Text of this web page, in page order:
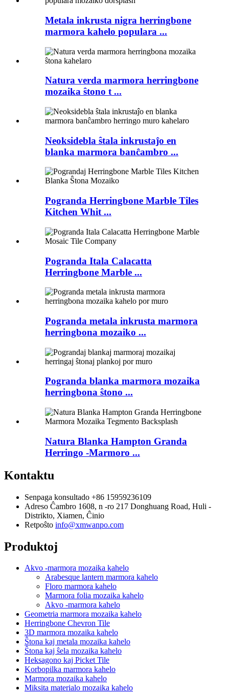
Metala inkrusta nigra herringbone
marmora kahelo populara ...
Natura verda marmora herringbone
mozaika ŝtono t ...
Neoksidebla ŝtala inkrustaĵo en
blanka marmora banĉambro ...
Pogranda Herringbone Marble Tiles
Kitchen Whit ...
Pogranda Itala Calacatta
Herringbone Marble ...
Pogranda metala inkrusta marmora
herringbona mozaiko ...
Pogranda blanka marmora mozaika
herringbona ŝtono ...
Natura Blanka Hampton Granda
Herringo -Marmoro ...
Kontaktu
Senpaga konsultado +86 15959236109
Adreso Ĉambro 1608, n -ro 217 Donghuang Road, Huli -
Distrikto, Xiamen, Ĉinio
Retpoŝto info@xmwanpo.com
Produktoj
Akvo -marmora mozaika kahelo
Arabesque lantern marmora kahelo
Floro marmora kahelo
Marmora folia mozaika kahelo
Akvo -marmora kahelo
Geometria marmora mozaika kahelo
Herringbone Chevron Tile
3D marmora mozaika kahelo
Ŝtona kaj metala mozaika kahelo
Ŝtona kaj ŝela mozaika kahelo
Heksagono kaj Picket Tile
Korbopilka marmora kahelo
Marmora mozaika kahelo
Miksita materialo mozaika kahelo